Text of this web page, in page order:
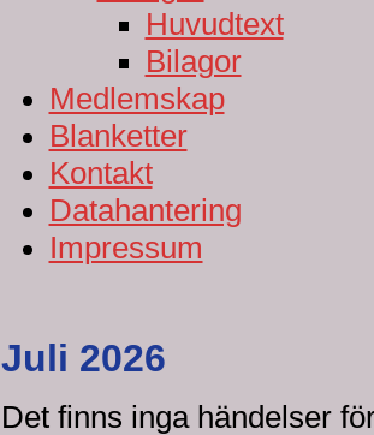
Huvudtext
Bilagor
Medlemskap
Blanketter
Kontakt
Datahantering
Impressum
Juli 2026
Det finns inga händelser